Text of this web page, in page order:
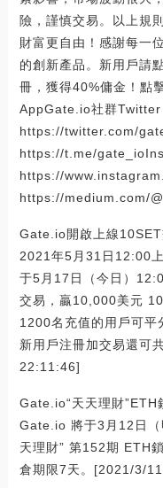
險，謹慎交易。以上規
財富更自由！感謝每一
的創新產品。新用戶請
冊，獲得40%傭金！點
AppGate.io社群Twitter
https://twitter.com/
https://t.me/
https://
https://medium.com/
Gate.io開啟上線
2021年5月31日12:00
于5月17日（今日）
交易，贏10,000美元
1200名充值的用戶可
新用戶注冊加交易還可
22:11:46]
Gate.io“天天理財”ETH
Gate.io 將于3月12日
天理財” 第152期 ETH
倉期限7天。[2021/3/